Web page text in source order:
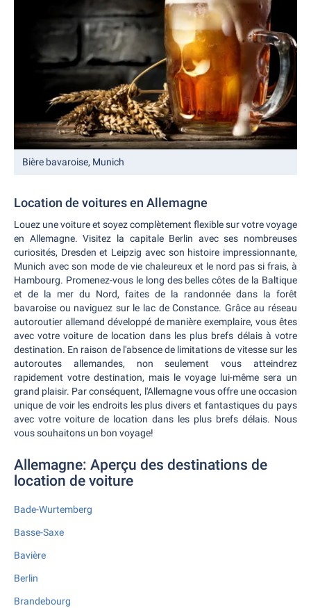
Bière bavaroise, Munich
Location de voitures en Allemagne
Louez une voiture et soyez complètement flexible sur votre voyage
en Allemagne. Visitez la capitale Berlin avec ses nombreuses
curiosités, Dresden et Leipzig avec son histoire impressionnante,
Munich avec son mode de vie chaleureux et le nord pas si frais, à
Hambourg. Promenez-vous le long des belles côtes de la Baltique
et de la mer du Nord, faites de la randonnée dans la forêt
bavaroise ou naviguez sur le lac de Constance. Grâce au réseau
autoroutier allemand développé de manière exemplaire, vous êtes
avec votre voiture de location dans les plus brefs délais à votre
destination. En raison de l'absence de limitations de vitesse sur les
autoroutes allemandes, non seulement vous atteindrez
rapidement votre destination, mais le voyage lui-même sera un
grand plaisir. Par conséquent, l'Allemagne vous offre une occasion
unique de voir les endroits les plus divers et fantastiques du pays
avec votre voiture de location dans les plus brefs délais. Nous
vous souhaitons un bon voyage!
Allemagne: Aperçu des destinations de
location de voiture
Bade-Wurtemberg
Basse-Saxe
Bavière
Berlin
Brandebourg